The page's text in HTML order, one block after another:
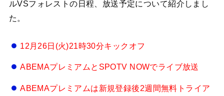
ルVSフォレストの日程、放送予定について紹介しまし
た。
12月26日(火)21時30分キックオフ
ABEMAプレミアムとSPOTV NOWでライブ放送
ABEMAプレミアムは新規登録後2週間無料トライア